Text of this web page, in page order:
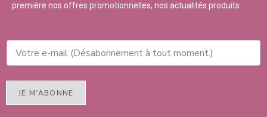
première nos offres promotionnelles, nos actualités produits.
JE M'ABONNE